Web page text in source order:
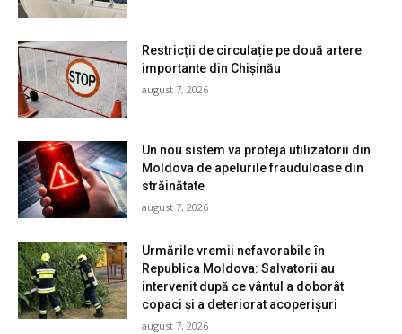
Restricții de circulație pe două artere
importante din Chișinău
august 7, 2026
Un nou sistem va proteja utilizatorii din
Moldova de apelurile frauduloase din
străinătate
august 7, 2026
Urmările vremii nefavorabile în
Republica Moldova: Salvatorii au
intervenit după ce vântul a doborât
copaci și a deteriorat acoperișuri
august 7, 2026